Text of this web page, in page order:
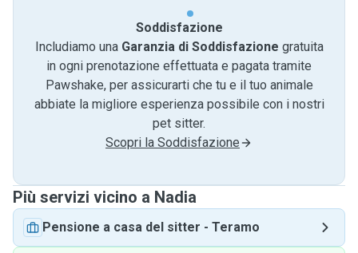
Soddisfazione
Includiamo una Garanzia di Soddisfazione gratuita
in ogni prenotazione effettuata e pagata tramite
Pawshake, per assicurarti che tu e il tuo animale
abbiate la migliore esperienza possibile con i nostri
pet sitter.
Scopri la Soddisfazione
Più servizi vicino a Nadia
Pensione a casa del sitter - Teramo